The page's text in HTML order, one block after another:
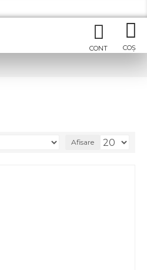
Afisare